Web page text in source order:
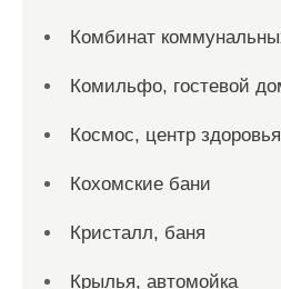
Комбинат
Комильфо, гостевой
Космос, центр здоровья
Кохомские бани
Кристалл, баня
Крылья, автомойка